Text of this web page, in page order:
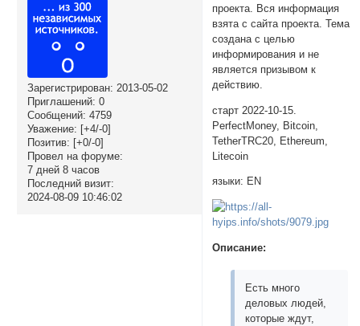
Зарегистрирован: 2013-05-02
Приглашений: 0
Сообщений: 4759
Уважение: [+4/-0]
Позитив: [+0/-0]
Провел на форуме:
7 дней 8 часов
Последний визит:
2024-08-09 10:46:02
проекта. Вся информация
взята с сайта проекта. Тема
создана с целью
информирования и не
является призывом к
действию.
старт 2022-10-15.
PerfectMoney, Bitcoin,
TetherTRC20, Ethereum,
Litecoin
языки: EN
Описание:
Есть много
деловых людей,
которые ждут,